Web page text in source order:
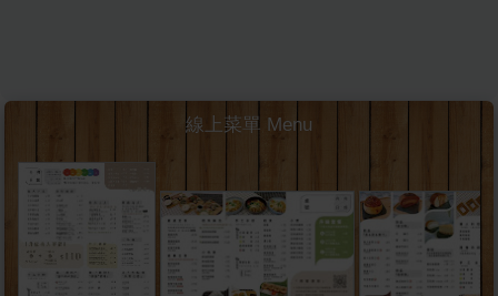
線上菜單 Menu